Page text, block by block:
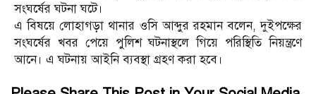
সংঘর্ষের ঘটনা ঘটে।
এ বিষয়ে লোহাগড়া থানার ওসি আব্দুর রহমান বলেন, দুইপক্ষের
সংঘর্ষের খবর পেয়ে পুলিশ ঘটনাস্থলে গিয়ে পরিস্থিতি নিয়ন্ত্রণে
আনে। এ ঘটনায় আইনি ব্যবস্থা গ্রহণ করা হবে।